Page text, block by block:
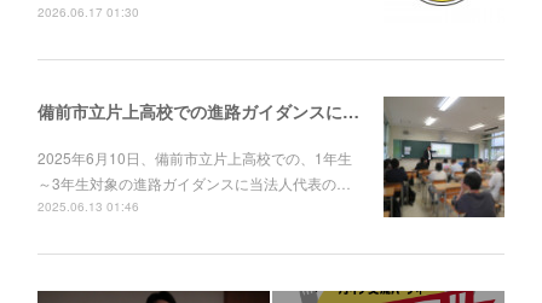
2026.06.17 01:30
備前市立片上高校での進路ガイダンスに登壇
2025年6月10日、備前市立片上高校での、1年生
～3年生対象の進路ガイダンスに当法人代表の…
2025.06.13 01:46